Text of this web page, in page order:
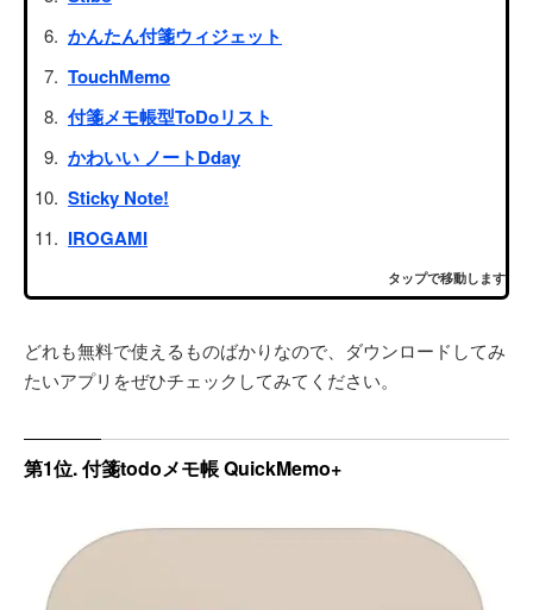
かんたん付箋ウィジェット
TouchMemo
付箋メモ帳型ToDoリスト
かわいい ノートDday
Sticky Note!
IROGAMI
タップで移動します
どれも無料で使えるものばかりなので、ダウンロードしてみ
たいアプリをぜひチェックしてみてください。
第1位. 付箋todoメモ帳 QuickMemo+